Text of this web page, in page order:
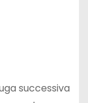
successiva